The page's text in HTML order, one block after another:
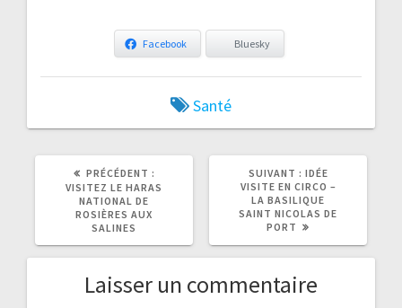
Facebook Bluesky
Santé
PRÉCÉDENT :
ARTICLE
PRÉCÉDENT
VISITEZ LE HARAS
NATIONAL DE
ROSIÈRES AUX
SALINES
SUIVANT :
ARTICLE
IDÉE
VISITE EN CIRCO –
LA BASILIQUE
SAINT NICOLAS DE
PORT
Laisser un commentaire